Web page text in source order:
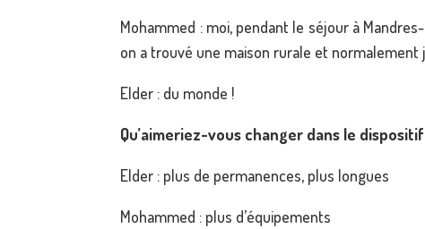
Mohammed : moi, pendant le séjour à
on a trouvé une maison rurale et normalement
Elder : du monde !
Qu’aimeriez-vous changer dans le
Elder : plus de permanences, plus longues
Mohammed : plus d’équipements